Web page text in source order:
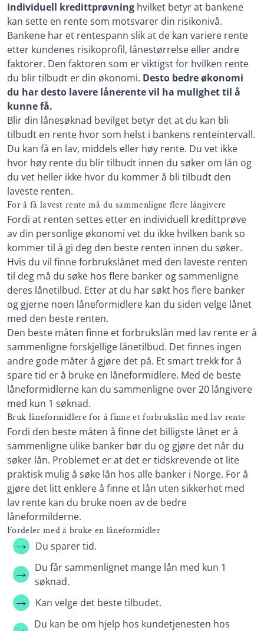
individuell kredittprøvning hvilket betyr at bankene
kan sette en rente som motsvarer din risikonivå.
Bankene har et rentespann slik at de kan variere rente
etter kundenes risikoprofil, lånestørrelse eller andre
faktorer. Den faktoren som er viktigst for hvilken rente
du blir tilbudt er din økonomi. Desto bedre økonomi
du har desto lavere lånerente vil ha mulighet til å
kunne få.
Blir din lånesøknad bevilget betyr det at du kan bli
tilbudt en rente hvor som helst i bankens renteintervall.
Du kan få en lav, middels eller høy rente. Du vet ikke
hvor høy rente du blir tilbudt innen du søker om lån og
du vet heller ikke hvor du kommer å bli tilbudt den
laveste renten.
For å få lavest rente må du sammenligne flere långivere
Fordi at renten settes etter en individuell kredittprøve
av din personlige økonomi vet du ikke hvilken bank so
kommer til å gi deg den beste renten innen du søker.
Hvis du vil finne forbrukslånet med den laveste renten
til deg må du søke hos flere banker og sammenligne
deres lånetilbud. Etter at du har søkt hos flere banker
og gjerne noen låneformidlere kan du siden velge lånet
med den beste renten.
Den beste måten finne et forbrukslån med lav rente er å
sammenligne forskjellige lånetilbud. Det finnes ingen
andre gode måter å gjøre det på. Et smart trekk for å
spare tid er å bruke en låneformidlere. Med de beste
låneformidlerne kan du sammenligne over 20 långivere
med kun 1 søknad.
Bruk låneformidlere for å finne et forbrukslån med lav rente
Fordi den beste måten å finne det billigste lånet er å
sammenligne ulike banker bør du og gjøre det når du
søker lån. Problemet er at det er tidskrevende ot lite
praktisk mulig å søke lån hos alle banker i Norge. For å
gjøre det litt enklere å finne et lån uten sikkerhet med
lav rente kan du bruke noen av de bedre
låneformilderne.
Fordeler med å bruke en låneformidler
Du sparer tid.
Du får sammenlignet mange lån med kun 1
søknad.
Kan velge det beste tilbudet.
Du kan be om hjelp hos kundetjenesten hos